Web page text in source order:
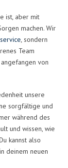
ist, aber mit
machen. Wir
, sondern
Team
von
unsere
sorgfältige und
während des
und wissen, wie
kannst also
deinem neuen